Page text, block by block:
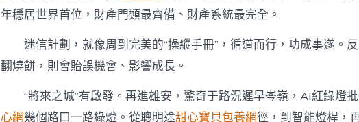
年穩居世界首位，財產門類最齊備、財產系統最完全。
迷信計劃，就像周到完美的“操縱手冊”，循道而行，功成事遂。
翻燒餅，則會貽誤機會、影響成長。
“將來之城”有啟發。再進雄安，驚奇于路況遲早岑嶺，AI紅綠燈
心網幾個路口一路綠燈。從聰明途甜心寶貝包養網徑，到智能燈桿，